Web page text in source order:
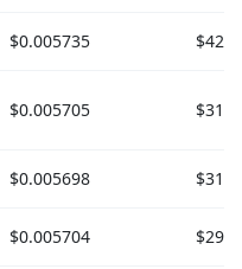
$0.005735
$0.005705
$0.005698
$0.005704